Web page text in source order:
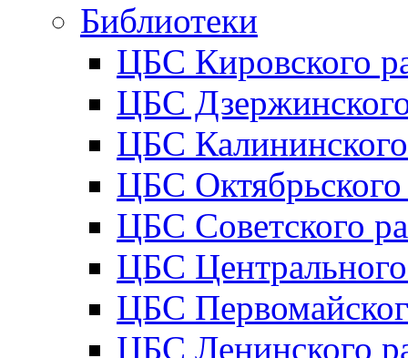
Библиотеки
ЦБС Кировского
ЦБС
ЦБС
ЦБС
ЦБС Советского
ЦБС
ЦБС
ЦБС Ленинского